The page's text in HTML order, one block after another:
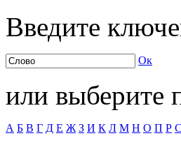
Введите
Ок
или выберите
А Б В Г Д Е Ж З И К Л М Н О П Р С